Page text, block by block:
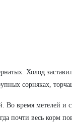
Холод
сорняках,
Во время метелей и
почти весь корм